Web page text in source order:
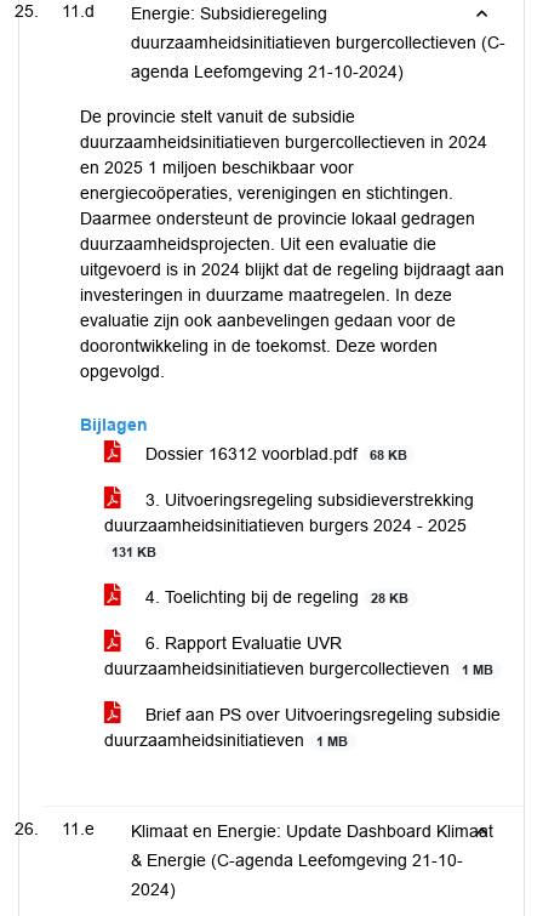
11.d
Energie: Subsidieregeling
duurzaamheidsinitiatieven burgercollectieven (C-
agenda Leefomgeving 21-10-2024)
De provincie stelt vanuit de subsidie
duurzaamheidsinitiatieven burgercollectieven in 2024
en 2025 1 miljoen beschikbaar voor
energiecoöperaties, verenigingen en stichtingen.
Daarmee ondersteunt de provincie lokaal gedragen
duurzaamheidsprojecten. Uit een evaluatie die
uitgevoerd is in 2024 blijkt dat de regeling bijdraagt aan
investeringen in duurzame maatregelen. In deze
evaluatie zijn ook aanbevelingen gedaan voor de
doorontwikkeling in de toekomst. Deze worden
opgevolgd.
Bijlagen
Dossier 16312 voorblad.pdf
68 KB
3. Uitvoeringsregeling subsidieverstrekking
duurzaamheidsinitiatieven burgers 2024 - 2025
131 KB
4. Toelichting bij de regeling 28 KB
6. Rapport Evaluatie UVR
duurzaamheidsinitiatieven burgercollectieven
1 MB
Brief aan PS over Uitvoeringsregeling subsidie
duurzaamheidsinitiatieven
1 MB
11.e
Klimaat en Energie: Update Dashboard Klimaat
& Energie (C-agenda Leefomgeving 21-10-
2024)